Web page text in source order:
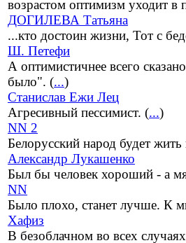
возрастом оптимизм уходит в
ДОГИЛЕВА Татьяна
...кто достоин жизни, Тот с
Ш. Петефи
А оптимистичнее всего
было". (...)
Станислав Ежи Лец
Агресивный пессимист. (...)
NN 2
Белорусский народ будет
Александр Лукашенко
Был бы человек хороший - а
NN
Было плохо, станет лучше. К
Хафиз
В безоблачном во всех